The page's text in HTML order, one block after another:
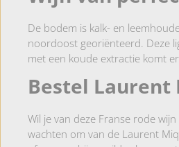
De bodem is kalk- en
noordoost georiënteerd. Deze
met een koude extractie komt
Bestel Laurent
Wil je van deze Franse rode
wachten om van de Laurent